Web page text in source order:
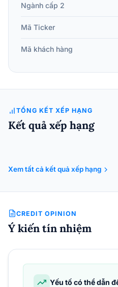
Ngành cấp 2
Mã Ticker
Mã khách hàng
TỔNG KẾT XẾP HẠNG
Kết quả xếp hạng
Xem tất cả kết quả xếp hạng
CREDIT OPINION
Ý kiến tín nhiệm
Yếu tố có thể dẫn